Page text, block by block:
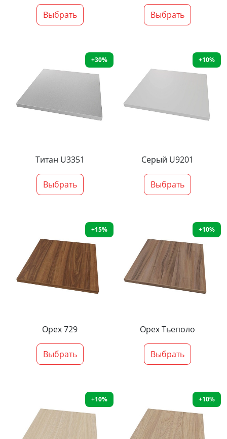
Выбрать Выбрать
+30%
Титан U3351
Выбрать
+10%
Серый U9201
Выбрать
+15%
Орех 729
Выбрать
+10%
Орех Тьеполо
Выбрать
+10% +10%